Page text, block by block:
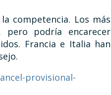
competencia. Los más
pero podría encarecer
Francia e Italia han
provisional-